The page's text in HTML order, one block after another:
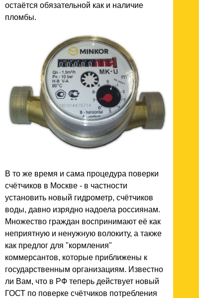
остаётся обязательной как и наличие
пломбы.
В то же время и сама процедура поверки
счётчиков в Москве - в частности
установить новый гидрометр, счётчиков
воды, давно изрядно надоела россиянам.
Множество граждан воспринимают её как
неприятную и ненужную волокиту, а также
как предлог для "кормления"
коммерсантов, которые приближены к
государственным организациям. Известно
ли Вам, что в РФ теперь действует новый
ГОСТ по поверке счётчиков потребления